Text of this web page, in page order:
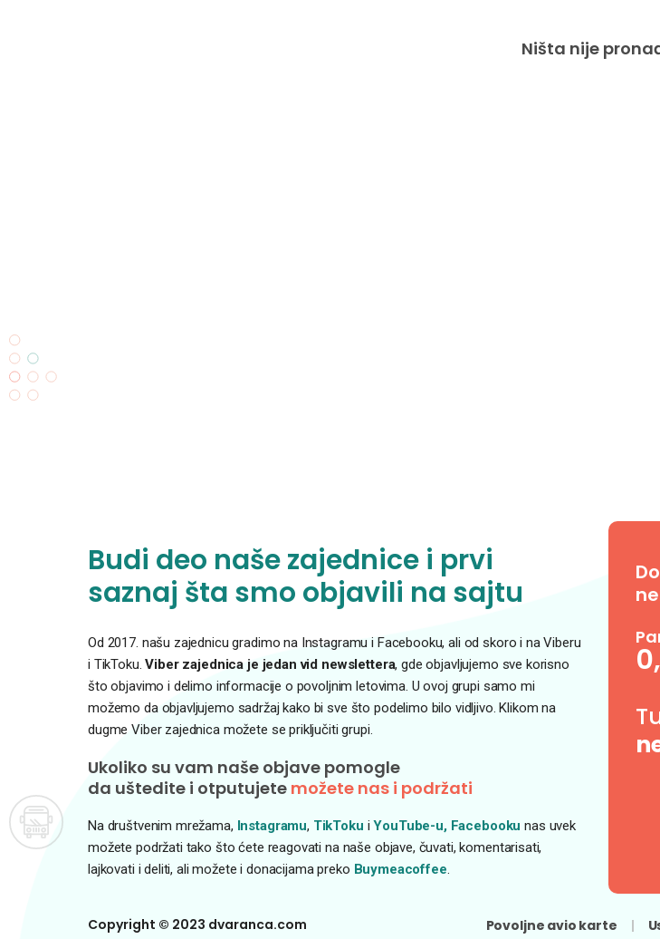
Ništa nije
Budi deo naše zajednice i prvi
saznaj šta smo objavili na sajtu
Od 2017. našu zajednicu gradimo na Instagramu i Facebooku, ali od skoro i na Viberu
i TikToku.Viber zajednica je jedan vid newslettera, gde objavljujemo sve korisno
što objavimo i delimo informacije o povoljnim letovima. U ovoj grupi samo mi
možemo da objavljujemo sadržaj kako bi sve što podelimo bilo vidljivo. Klikom na
dugme Viber zajednica možete se priključiti grupi.
Ukoliko su vam naše objave pomogle
da uštedite i otputujete možete nas i podržati
Na društvenim mrežama, Instagramu, TikToku iYouTube-u, Facebookunas uvek
možete podržati tako što ćete reagovati na naše objave, čuvati, komentarisati,
lajkovati i deliti, ali možete i donacijama preko Buymeacoffee.
Copyright © 2023 dvaranca.com Povoljne avio karte